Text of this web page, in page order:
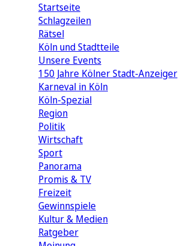
Startseite
Schlagzeilen
Rätsel
Köln und Stadtteile
Unsere Events
150 Jahre Kölner Stadt-Anzeiger
Karneval in Köln
Köln-Spezial
Region
Politik
Wirtschaft
Sport
Panorama
Promis & TV
Freizeit
Gewinnspiele
Kultur & Medien
Ratgeber